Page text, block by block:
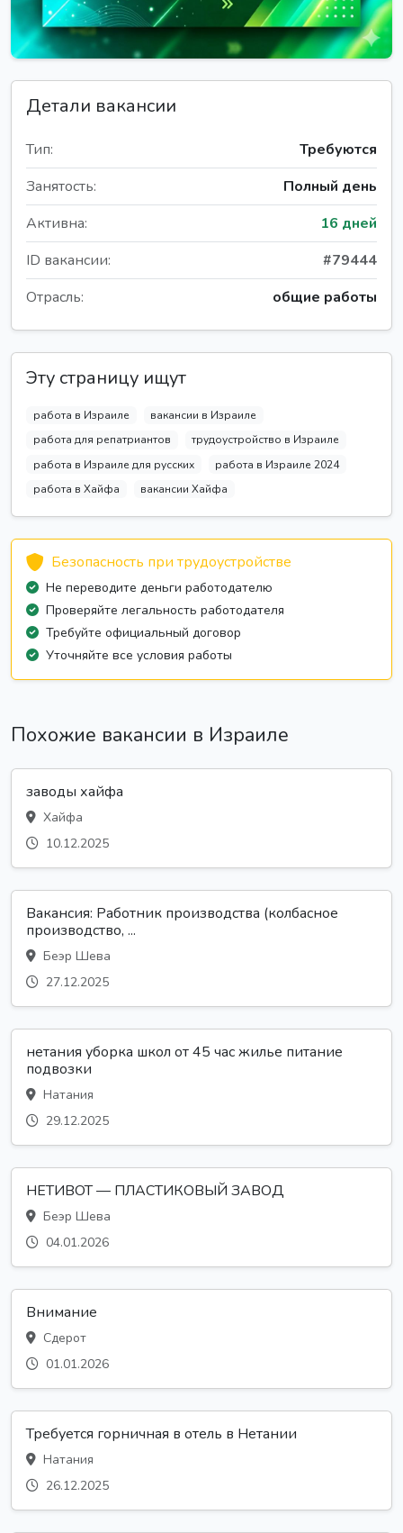
Детали вакансии
Тип:
Требуются
Занятость:
Полный день
Активна:
16 дней
ID вакансии:
#79444
Отрасль:
общие работы
Эту страницу ищут
работа в Израиле
вакансии в Израиле
работа для репатриантов
трудоустройство в Израиле
работа в Израиле для русских
работа в Израиле 2024
работа в Хайфа
вакансии Хайфа
Безопасность при трудоустройстве
Не переводите деньги работодателю
Проверяйте легальность работодателя
Требуйте официальный договор
Уточняйте все условия работы
Похожие вакансии в Израиле
заводы хайфа
Хайфа
10.12.2025
Вакансия: Работник производства (колбасное
производство, ...
Беэр Шева
27.12.2025
нетания уборка школ от 45 час жилье питание
подвозки
Натания
29.12.2025
НЕТИВОТ — ПЛАСТИКОВЫЙ ЗАВОД
Беэр Шева
04.01.2026
Внимание
Сдерот
01.01.2026
Требуется горничная в отель в Нетании
Натания
26.12.2025